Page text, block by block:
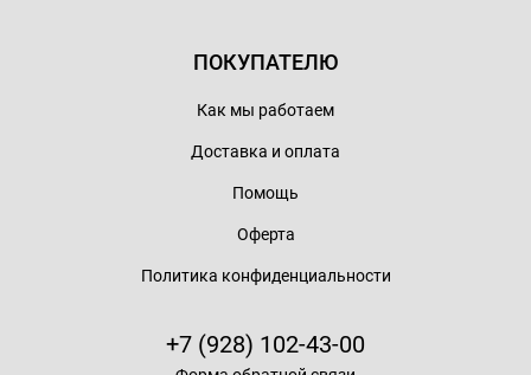
ПОКУПАТЕЛЮ
Как мы работаем
Доставка и оплата
Помощь
Оферта
Политика конфиденциальности
+7 (928) 102-43-00